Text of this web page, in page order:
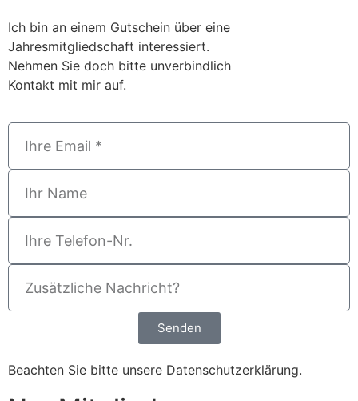
Ich bin an einem Gutschein über eine
Jahresmitgliedschaft interessiert.
Nehmen Sie doch bitte unverbindlich
Kontakt mit mir auf.
Senden
Beachten Sie bitte unsere Datenschutzerklärung.